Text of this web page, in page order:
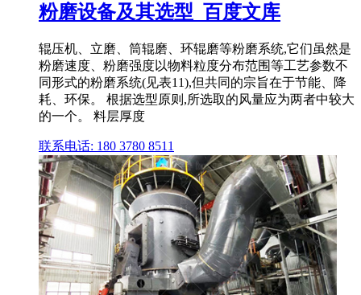
粉磨设备及其选型_百度文库
辊压机、立磨、筒辊磨、环辊磨等粉磨系统,它们虽然是
粉磨速度、粉磨强度以物料粒度分布范围等工艺参数不
同形式的粉磨系统(见表11),但共同的宗旨在于节能、降
耗、环保。 根据选型原则,所选取的风量应为两者中较大
的一个。 料层厚度
联系电话: 180 3780 8511